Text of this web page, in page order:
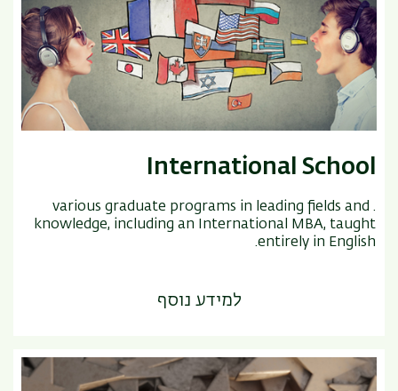
International School
. various graduate programs in leading fields and
knowledge, including an International MBA, taught
entirely in English.
למידע נוסף